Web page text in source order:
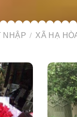
NHẬP XÃ HẠ